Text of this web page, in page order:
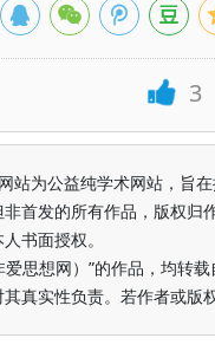
3
为公益纯学术网站，旨在
首发的所有作品，版权归
书面授权。
爱思想网）”的作品，均转
真实性负责。若作者或版